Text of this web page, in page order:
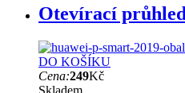
Otevírací
DO KOŠÍKU
Cena:249Kč
Skladem